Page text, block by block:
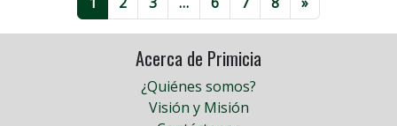
Acerca de Primicia
¿Quiénes somos?
Visión y Misión